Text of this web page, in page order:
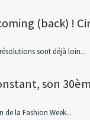
(back) !
sont déjà loin...
son
de la Fashion Week...